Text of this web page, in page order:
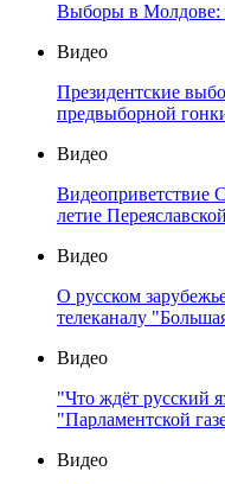
Выборы в Молдове:
Видео
Президентские
предвыборной
Видео
Видеоприветствие
летие
Видео
О русском
телеканалу
Видео
"Что ждёт русский
"Парламентской
Видео